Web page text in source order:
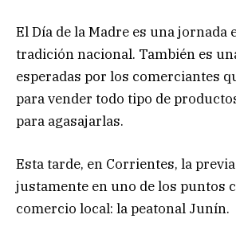
El Día de la Madre es una jornada
tradición nacional. También es
esperadas por los comerciantes
para vender todo tipo de
para agasajarlas.
Esta tarde, en Corrientes, la
justamente en uno de los puntos
comercio local: la peatonal Junín.